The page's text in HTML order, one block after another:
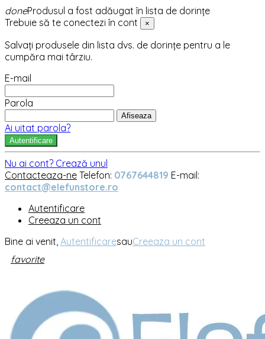
doneProdusul a fost adăugat în lista de dorințe
Trebuie să te conectezi în cont
×
Salvați produsele din lista dvs. de dorințe pentru a le
cumpăra mai târziu.
E-mail
Parola
Afiseaza
Ai uitat parola?
Autentificare
Nu ai cont? Crează unul
Contacteaza-ne Telefon: 0767644819 E-mail:
contact@elefunstore.ro
Autentificare
Creeaza un cont
Bine ai venit, AutentificaresauCreeaza un cont
favorite